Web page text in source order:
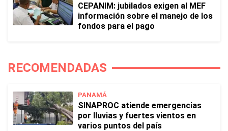
CEPANIM: jubilados exigen al MEF
información sobre el manejo de los
fondos para el pago
RECOMENDADAS
PANAMÁ
SINAPROC atiende emergencias
por lluvias y fuertes vientos en
varios puntos del país